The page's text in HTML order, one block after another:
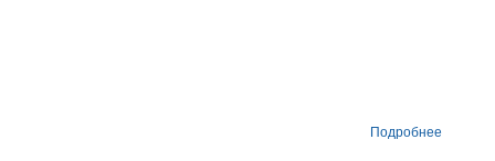
Подробнее